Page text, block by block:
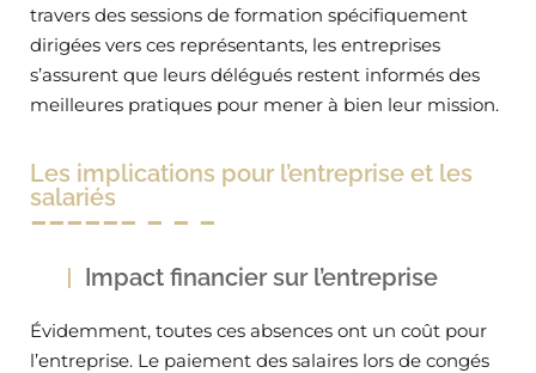
travers des sessions de formation spécifiquement
dirigées vers ces représentants, les entreprises
s’assurent que leurs délégués restent informés des
meilleures pratiques pour mener à bien leur mission.
Les implications pour l’entreprise et les
salariés
Impact financier sur l’entreprise
Évidemment, toutes ces absences ont un coût pour
l’entreprise. Le paiement des salaires lors de congés